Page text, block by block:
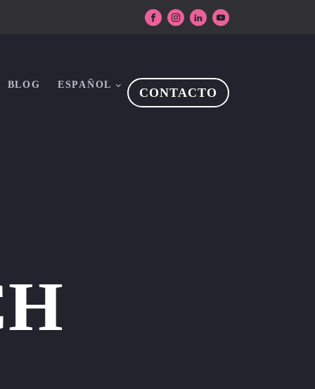
BLOG ESPAÑOL
CONTACTO